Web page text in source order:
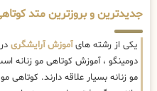
جدیدترین و بروزترین متد
یکی از رشته هایآموزش آرایشگری
دومینگو ، آموزش کوتاهی مو زنانه
مو زنانه بسیار علاقه دارند. کوتاهی